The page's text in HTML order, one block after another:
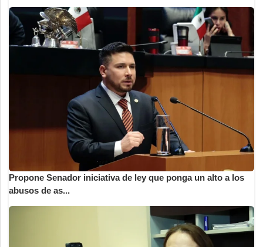
Propone Senador iniciativa de ley que ponga un alto a los
abusos de as...